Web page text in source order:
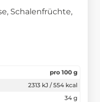
Schalenfrüchte,
pro 100 g
2313 kJ / 554 kcal
34 g